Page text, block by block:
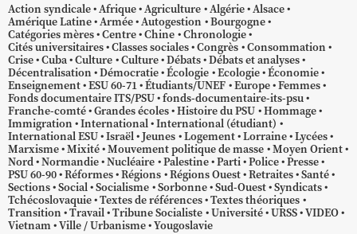
Action syndicale Afrique Agriculture Algérie Alsace
Amérique Latine Armée Autogestion
Bourgogne
Catégories mères Centre Chine Chronologie
Cités universitaires Classes sociales Congrès Consommation
Crise Cuba Culture Culture Débats Débats et analyses
Décentralisation Démocratie Écologie Ecologie Économie
Enseignement ESU 60-71 Étudiants/UNEF Europe Femmes
Fonds documentaire ITS/PSU fonds-documentaire-its-psu
Franche-comté Grandes écoles Histoire du PSU Hommage
Immigration International International (étudiant)
International ESU Israël Jeunes Logement Lorraine Lycées
Marxisme Mixité Mouvement politique de masse Moyen Orient
Nord Normandie Nucléaire Palestine Parti Police Presse
PSU 60-90 Réformes Régions Régions Ouest Retraites Santé
Sections Social Socialisme Sorbonne Sud-Ouest Syndicats
Tchécoslovaquie Textes de références Textes théoriques
Transition Travail Tribune Socialiste Université URSS VIDEO
Vietnam Ville / Urbanisme Yougoslavie